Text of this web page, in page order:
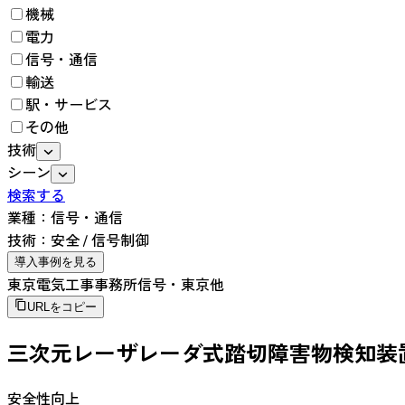
機械
電力
信号・通信
輸送
駅・サービス
その他
技術
シーン
検索する
業種： 信号・通信
技術： 安全/信号制御
導入事例を見る
東京電気工事事務所信号・東京他
URLをコピー
三次元レーザレーダ式踏切障害物検知装
安全性向上